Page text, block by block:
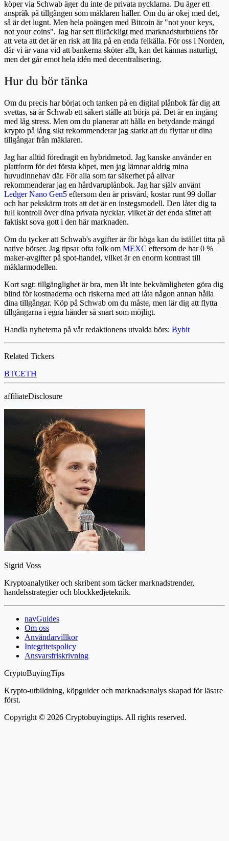
köper via Schwab äger du inte de privata nycklarna. Du äger ett
anspråk på tillgången som mäklaren håller. Om du är okej med det,
så är det lugnt. Men hela poängen med Bitcoin är "not your keys,
not your coins". Jag har sett tillräckligt med marknadsturbulens för
att veta att det är en risk att lita på en enda felkälla. För oss i Norden,
där vi är vana vid att bankerna sköter allt, kan det kännas naturligt,
men det går emot hela idén med decentralisering.
Hur du bör tänka
Om du precis har börjat och tanken på en digital plånbok får dig att
svettas, så är Schwab ett säkert ställe att börja på. Det är en ingång
med låg stress. Men om du planerar att hålla en betydande mängd
krypto på lång sikt rekommenderar jag starkt att du flyttar ut dina
tillgångar från mäklaren.
Jag har alltid föredragit en hybridmetod. Jag kanske använder en
plattform för det första köpet, men jag lämnar aldrig mina
huvudinnehav där. För alla som tar säkerhet på allvar
rekommenderar jag en hårdvaruplånbok. Jag har själv använt
Ledger Nano Gen5 eftersom den är prisvärd, kostar runt 99 dollar
och har pekskärm trots att det är en instegsmodell. Den låter dig ta
full kontroll över dina privata nycklar, vilket är det enda sättet att
faktiskt sova gott i den här marknaden.
Om du tycker att Schwab's avgifter är för höga kan du istället titta på
native börser. Jag tipsar ofta folk om MEXC eftersom de har 0 %
maker-avgifter på spot-handel, vilket är en enorm kontrast till
mäklarmodellen.
Kort sagt: tillgänglighet är bra, men låt inte bekvämligheten göra dig
blind för kostnaderna och riskerna med att låta någon annan hålla
dina tillgångar. Köp på Schwab om du måste, men lär dig att flytta
tillgångarna i egna händer så snart som möjligt.
Handla nyheterna på vår redaktionens utvalda börs: Bybit
Related Tickers
BTCETH
affiliateDisclosure
Sigrid Voss
Kryptoanalytiker och skribent som täcker marknadstrender,
handelsstrategier och blockkedjeteknik.
navGuides
Om oss
Användarvillkor
Integritetspolicy
Ansvarsfriskrivning
CryptoBuyingTips
Krypto-utbildning, köpguider och marknadsanalys skapad för läsare
först.
Copyright © 2026 Cryptobuyingtips. All rights reserved.